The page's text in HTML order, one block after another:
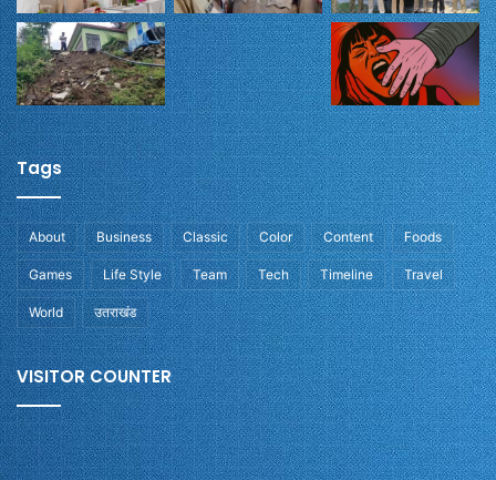
Tags
About Business Classic Color Content Foods
Games Life Style Team Tech Timeline Travel
World उतराखंड
VISITOR COUNTER